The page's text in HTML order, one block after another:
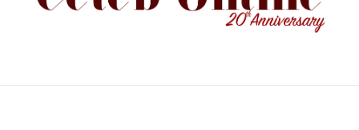
b t l a e